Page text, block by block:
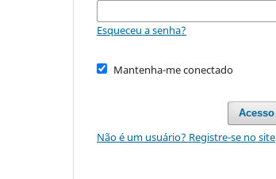
Esqueceu a senha?
Mantenha-me conectado
Acesso
Não é um usuário? Registre-se no site